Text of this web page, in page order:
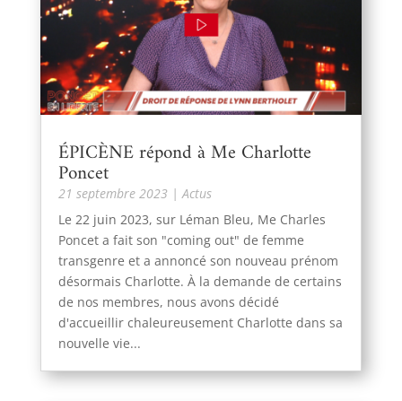
ÉPICÈNE répond à Me Charlotte
Poncet
21 septembre 2023 |Actus
Le 22 juin 2023, sur Léman Bleu, Me Charles
Poncet a fait son "coming out" de femme
transgenre et a annoncé son nouveau prénom
désormais Charlotte. À la demande de certains
de nos membres, nous avons décidé
d'accueillir chaleureusement Charlotte dans sa
nouvelle vie...